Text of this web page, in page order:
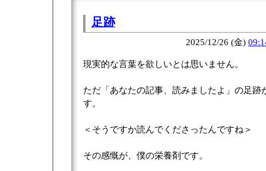
足跡
2025/12/26 (金)
現実的な言葉を欲しいとは思いません。
ただ「あなたの記事、読みましたよ」の足跡
す。
＜そうですか読んでくださったんですね＞
その感慨が、僕の栄養剤です。